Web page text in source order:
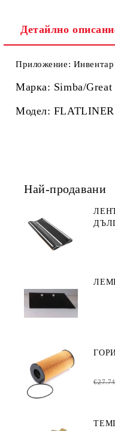
Детайлно
Приложение: Инвентар
Марка: Simba/Great
Модел:
Най-продавани